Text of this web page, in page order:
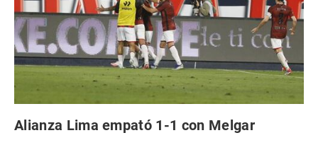
Alianza Lima empató 1-1 con Melgar